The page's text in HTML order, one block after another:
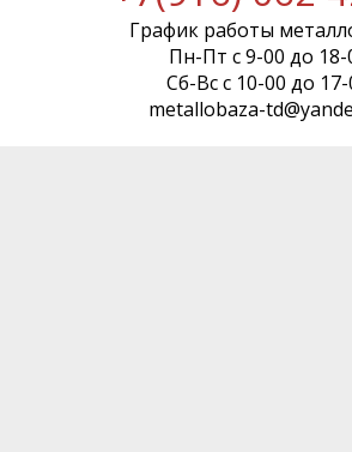
График работы
Пн-Пт с 9-00 до 18-
Сб-Вс с 10-00 до 17-
metallobaza-